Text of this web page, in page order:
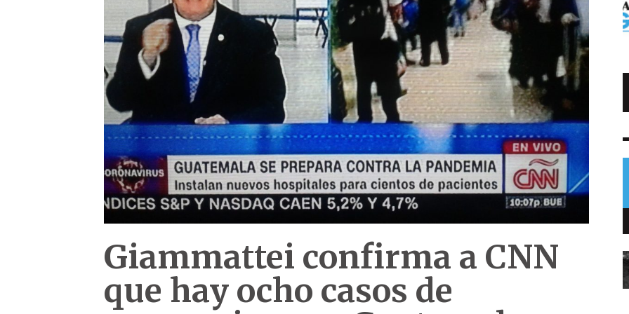
Giammattei confirma a CNN
que hay ocho casos de
Trump impone arancel al polisilicio
usado en paneles solares
NOTICIAS 7 AGO